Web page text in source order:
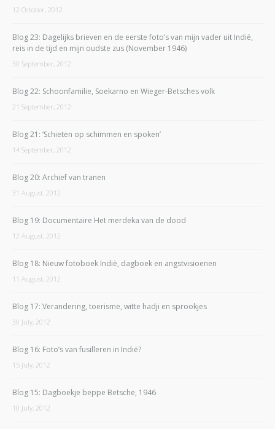
12 October, 2012
Blog 23: Dagelijks brieven en de eerste foto’s van mijn vader uit Indië,
reis in de tijd en mijn oudste zus (November 1946)
30 September, 2012
Blog 22: Schoonfamilie, Soekarno en Wieger-Betsches volk
21 September, 2012
Blog 21: ‘Schieten op schimmen en spoken’
14 September, 2012
Blog 20: Archief van tranen
31 August, 2012
Blog 19: Documentaire Het merdeka van de dood
12 August, 2012
Blog 18: Nieuw fotoboek Indië, dagboek en angstvisioenen
11 August, 2012
Blog 17: Verandering, toerisme, witte hadji en sprookjes
30 July, 2012
Blog 16: Foto’s van fusilleren in Indië?
15 July, 2012
Blog 15: Dagboekje beppe Betsche, 1946
10 July, 2012